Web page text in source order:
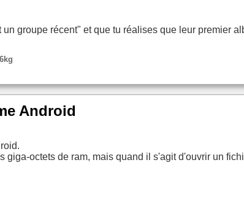
groupe récent" et que tu réalises que leur premier
Android
giga-octets de ram, mais quand il s'agit d'ouvrir un